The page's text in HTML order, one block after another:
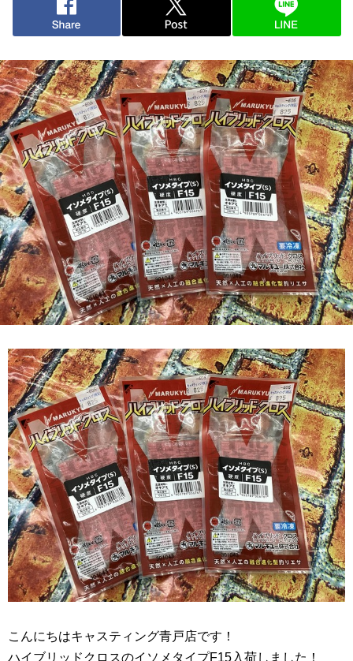
こんにちはキャスティング青戸店です！
ハイブリッドクロスのイソメタイプF15入荷しました！